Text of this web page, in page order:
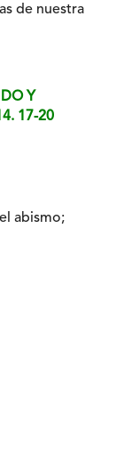
de nuestra
Y
17-20
abismo;